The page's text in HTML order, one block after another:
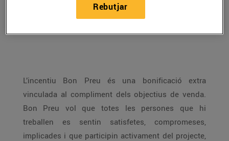
L’incentiu és un sistema de retribució
variable per a tots els col•laboradors/es
dels establiments i de serveis centrals.
L’incentiu Bon Preu és una bonificació extra
vinculada al compliment dels objectius de venda.
Bon Preu vol que totes les persones que hi
treballen es sentin satisfetes, compromeses,
implicades i que participin activament del projecte,
Rebutjar